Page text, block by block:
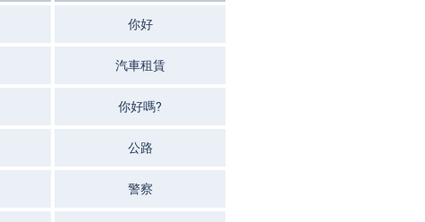
你好
汽車租賃
你好嗎?
公路
警察